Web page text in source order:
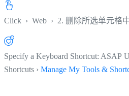
Click › Web › 2. 删除所选单元格
Specify a Keyboard Shortcut: ASAP
Shortcuts › Manage My Tools &